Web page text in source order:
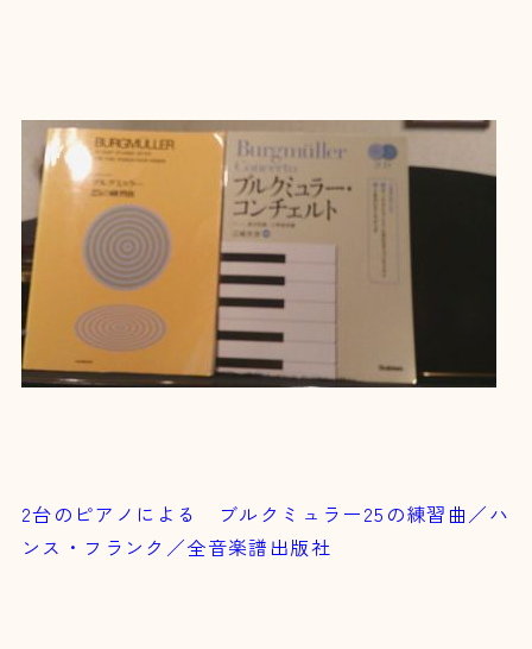
2台のピアノによる ブルクミュラー25の練習曲／ハ
ンス・フランク／全音楽譜出版社